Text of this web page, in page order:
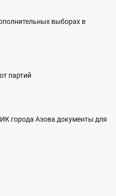
выборах в
партий
города Азова документы для